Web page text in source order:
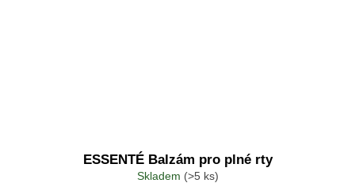
ESSENTÉ Balzám pro plné rty
Skladem (>5 ks)